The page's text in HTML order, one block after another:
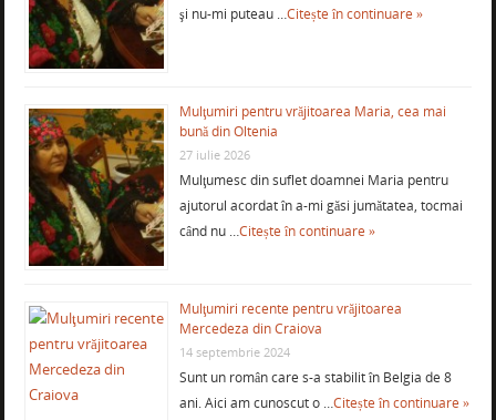
şi nu-mi puteau …Citește în continuare »
Mulţumiri pentru vrăjitoarea Maria, cea mai
bună din Oltenia
27 iulie 2026
Mulţumesc din suflet doamnei Maria pentru
ajutorul acordat în a-mi găsi jumătatea, tocmai
când nu …Citește în continuare »
Mulţumiri recente pentru vrăjitoarea
Mercedeza din Craiova
14 septembrie 2024
Sunt un român care s-a stabilit în Belgia de 8
ani. Aici am cunoscut o …Citește în continuare »